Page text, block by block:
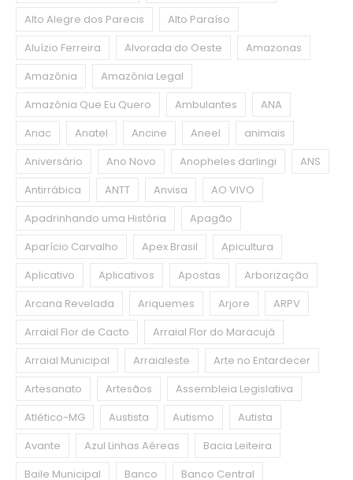
Alto Alegre dos Parecis
Alto Paraíso
Aluízio Ferreira
Alvorada do Oeste
Amazonas
Amazônia
Amazônia Legal
Amazônia Que Eu Quero
Ambulantes
ANA
Anac
Anatel Ancine Aneel
animais
Aniversário
Ano Novo Anopheles darlingi
ANS
Antirrábica
ANTT Anvisa
AO VIVO
Apadrinhando uma História
Apagão
Aparício Carvalho
Apex Brasil
Apicultura
Aplicativo
Aplicativos Apostas
Arborização
Arcana Revelada
Ariquemes Arjore
ARPV
Arraial Flor de Cacto
Arraial Flor do Maracujá
Arraial Municipal
Arraialeste
Arte no Entardecer
Artesanato
Artesãos
Assembleia Legislativa
Atlético-MG
Austista Autismo
Autista
Avante
Azul Linhas Aéreas
Bacia Leiteira
Baile Municipal
Banco Banco Central